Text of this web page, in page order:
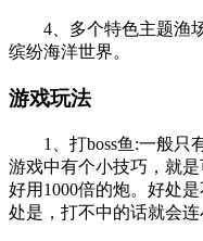
4、多个特色主题渔场
缤纷海洋世界。
游戏玩法
1、打boss鱼:一般只
游戏中有个小技巧，就
好用1000倍的炮。好处
处是，打不中的话就会连